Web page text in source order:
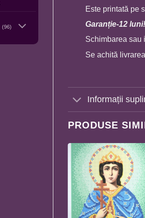
(96)
Este printată pe
Garanție-
Schimbarea sau
Se achită
Informații
PRODUSE